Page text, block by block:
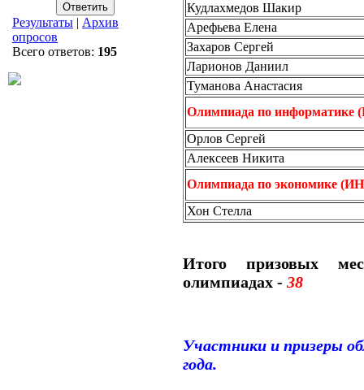
Результаты | Архив
опросов
Всего ответов: 195
Кудлахмедов Шакир
Арефьева Елена
Захаров Сергей
Ларионов Даниил
Туманова Анастасия
Олимпиада по
Орлов Сергей
Алексеев Никита
Олимпиада по экономике
Хон Стелла
Итого призовых
олимпиадах - 38
Участники и призеры
года.